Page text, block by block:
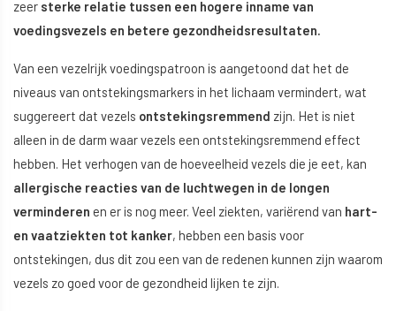
zeer sterke relatie tussen een hogere inname van
voedingsvezels en betere gezondheidsresultaten.
Van een vezelrijk voedingspatroon is aangetoond dat het de
niveaus van ontstekingsmarkers in het lichaam vermindert, wat
suggereert dat vezels ontstekingsremmend zijn. Het is niet
alleen in de darm waar vezels een ontstekingsremmend effect
hebben. Het verhogen van de hoeveelheid vezels die je eet, kan
allergische reacties van de luchtwegen in de longen
verminderen en er is nog meer. Veel ziekten, variërend van hart-
en vaatziekten tot kanker, hebben een basis voor
ontstekingen, dus dit zou een van de redenen kunnen zijn waarom
vezels zo goed voor de gezondheid lijken te zijn.